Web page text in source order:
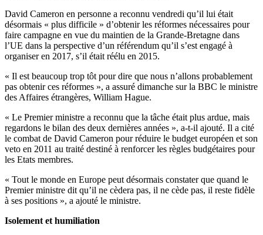
David Cameron en personne a reconnu vendredi qu’il lui était
désormais « plus difficile » d’obtenir les réformes nécessaires pour
faire campagne en vue du maintien de la Grande-Bretagne dans
l’UE dans la perspective d’un référendum qu’il s’est engagé à
organiser en 2017, s’il était réélu en 2015.
« Il est beaucoup trop tôt pour dire que nous n’allons probablement
pas obtenir ces réformes », a assuré dimanche sur la BBC le ministre
des Affaires étrangères, William Hague.
« Le Premier ministre a reconnu que la tâche était plus ardue, mais
regardons le bilan des deux dernières années », a-t-il ajouté. Il a cité
le combat de David Cameron pour réduire le budget européen et son
veto en 2011 au traité destiné à renforcer les règles budgétaires pour
les Etats membres.
« Tout le monde en Europe peut désormais constater que quand le
Premier ministre dit qu’il ne cèdera pas, il ne cède pas, il reste fidèle
à ses positions », a ajouté le ministre.
Isolement et humiliation